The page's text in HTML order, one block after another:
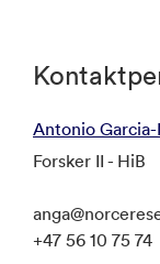
Antonio
Forsker II - HiB
+47 56 10 75 74